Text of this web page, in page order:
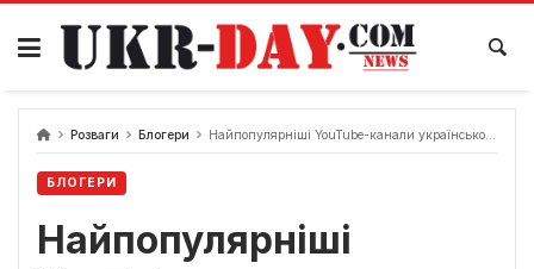
Перейти
вмісту
Розваги Блогери Найпопулярніші YouTube-канали українською мовою. ТОП-10
БЛОГЕРИ
Найпопулярніші